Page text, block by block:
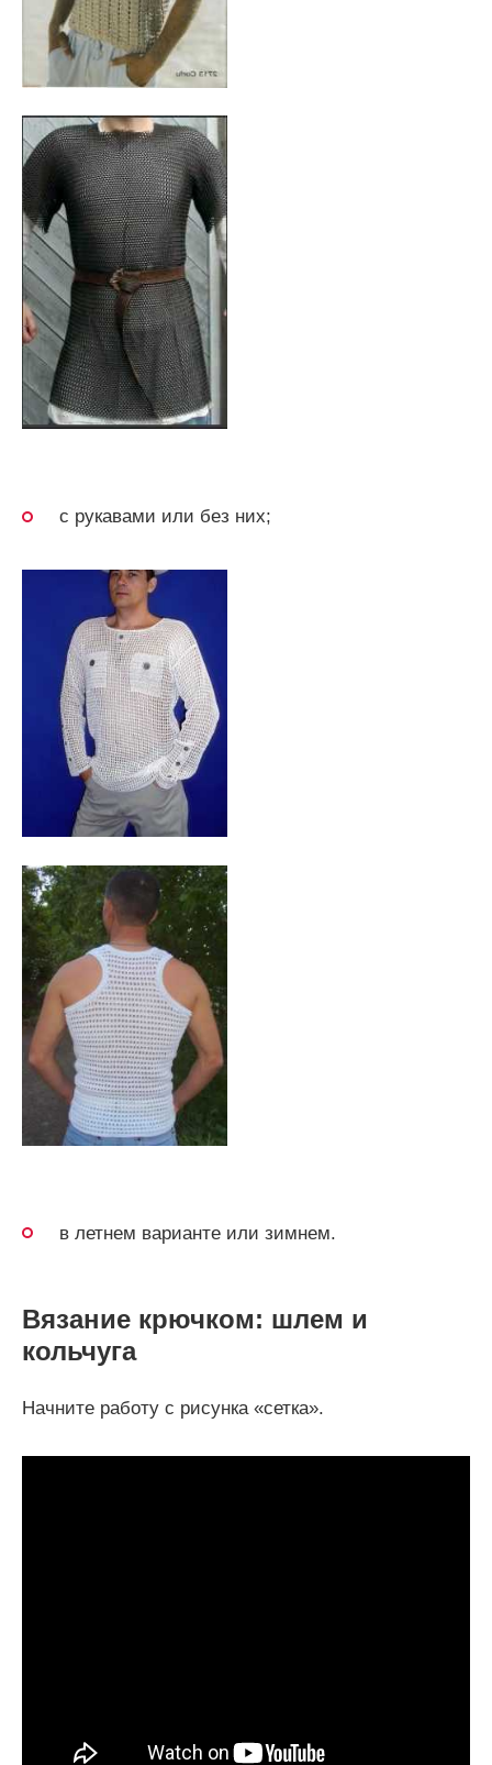
с рукавами или без них;
в летнем варианте или зимнем.
Вязание крючком: шлем и
кольчуга
Начните работу с рисунка «сетка».